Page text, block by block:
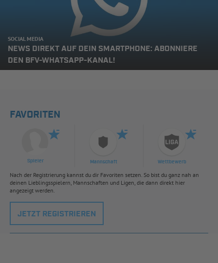
SOCIAL MEDIA
NEWS DIREKT AUF DEIN SMARTPHONE: ABONNIERE
DEN BFV-WHATSAPP-KANAL!
FAVORITEN
Spieler Mannschaft Wettbewerb
Nach der Registrierung kannst du dir Favoriten setzen. So bist du ganz nah an
deinen Lieblingsspielern, Mannschaften und Ligen, die dann direkt hier
angezeigt werden.
JETZT REGISTRIEREN